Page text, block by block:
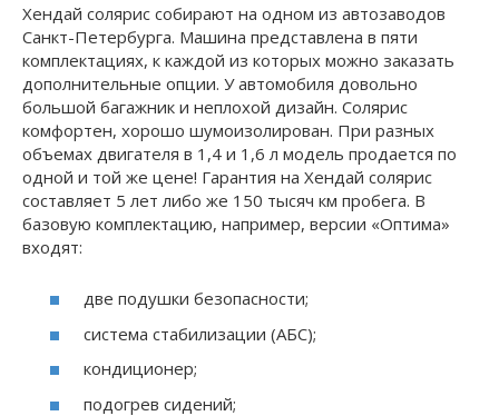
Хендай солярис собирают на одном из автозаводов
Санкт-Петербурга. Машина представлена в пяти
комплектациях, к каждой из которых можно заказать
дополнительные опции. У автомобиля довольно
большой багажник и неплохой дизайн. Солярис
комфортен, хорошо шумоизолирован. При разных
объемах двигателя в 1,4 и 1,6 л модель продается по
одной и той же цене! Гарантия на Хендай солярис
составляет 5 лет либо же 150 тысяч км пробега. В
базовую комплектацию, например, версии «Оптима»
входят:
две подушки безопасности;
система стабилизации (AБС);
кондиционер;
подогрев сидений;